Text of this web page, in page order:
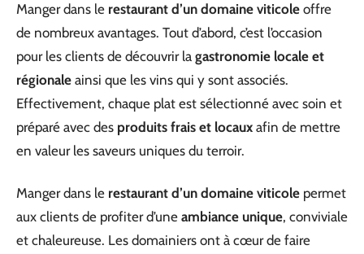
Manger dans le restaurant d’un domaine viticole offre
de nombreux avantages. Tout d’abord, c’est l’occasion
pour les clients de découvrir la gastronomie locale et
régionale ainsi que les vins qui y sont associés.
Effectivement, chaque plat est sélectionné avec soin et
préparé avec des produits frais et locaux afin de mettre
en valeur les saveurs uniques du terroir.
Manger dans le restaurant d’un domaine viticole permet
aux clients de profiter d’une ambiance unique, conviviale
et chaleureuse. Les domainiers ont à cœur de faire